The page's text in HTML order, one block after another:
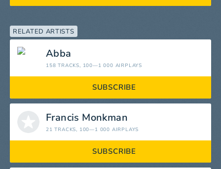
RELATED ARTISTS
Abba
158 TRACKS, 100—1 000 AIRPLAYS
SUBSCRIBE
Francis Monkman
21 TRACKS, 100—1 000 AIRPLAYS
SUBSCRIBE